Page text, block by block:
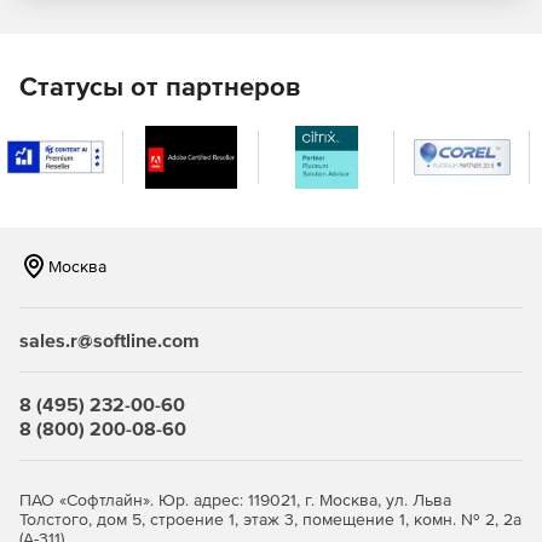
Возможность отметить модель как избранную.
Группы
автомобиля в системе представляет собой
единой семизначной нумерации деталей,
установленной на всех автомобильных заводах.
Статусы от партнеров
Москва
sales.r@softline.com
8 (495) 232-00-60
8 (800) 200-08-60
ПАО «Софтлайн». Юр. адрес: 119021, г. Москва, ул. Льва
Толстого, дом 5, строение 1, этаж 3, помещение 1, комн. № 2, 2а